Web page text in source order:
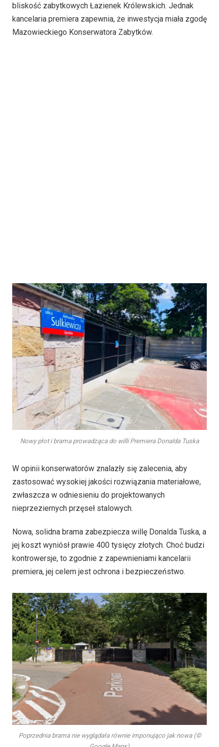
bliskość zabytkowych Łazienek Królewskich. Jednak
kancelaria premiera zapewnia, że inwestycja miała zgodę
Mazowieckiego Konserwatora Zabytków.
Nowy płot i brama prowadząca do willi Premiera Donalda Tuska
W opinii konserwatorów znalazły się zalecenia, aby
zastosować wysokiej jakości rozwiązania materiałowe,
zwłaszcza w odniesieniu do projektowanych
nieprzeziernych przęseł stalowych.
Nowa, solidna brama zabezpiecza willę Donalda Tuska, a
jej koszt wyniósł prawie 400 tysięcy złotych. Choć budzi
kontrowersje, to zgodnie z zapewnieniami kancelarii
premiera, jej celem jest ochrona i bezpieczeństwo.
Poprzednia brama nie wyglądała równie imponująco jak nowa (©